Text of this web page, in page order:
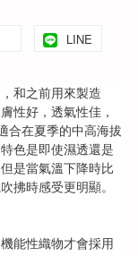
LINE
和之前用來製造
性好，透氣性佳，
合在夏季的中高海拔
色是即使濕透還是
是當氣溫下降時比
拂時感受更明顯。
能性織物才會採用